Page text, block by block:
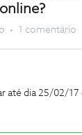
1 comentário
até dia 25/02/